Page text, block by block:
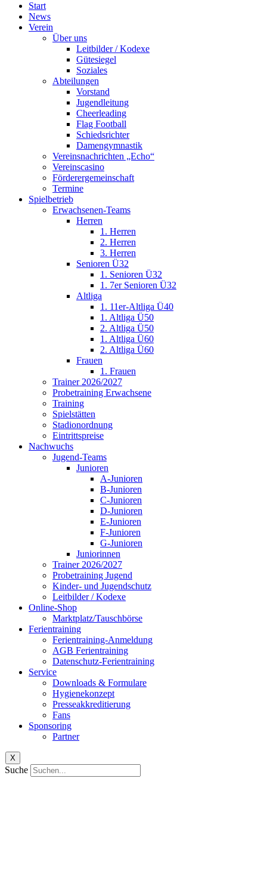
Start
News
Verein
Über uns
Leitbilder / Kodexe
Gütesiegel
Soziales
Abteilungen
Vorstand
Jugendleitung
Cheerleading
Flag Football
Schiedsrichter
Damengymnastik
Vereinsnachrichten „Echo“
Vereinscasino
Förderergemeinschaft
Termine
Spielbetrieb
Erwachsenen-Teams
Herren
1. Herren
2. Herren
3. Herren
Senioren Ü32
1. Senioren Ü32
1. 7er Senioren Ü32
Altliga
1. 11er-Altliga Ü40
1. Altliga Ü50
2. Altliga Ü50
1. Altliga Ü60
2. Altliga Ü60
Frauen
1. Frauen
Trainer 2026/2027
Probetraining Erwachsene
Training
Spielstätten
Stadionordnung
Eintrittspreise
Nachwuchs
Jugend-Teams
Junioren
A-Junioren
B-Junioren
C-Junioren
D-Junioren
E-Junioren
F-Junioren
G-Junioren
Juniorinnen
Trainer 2026/2027
Probetraining Jugend
Kinder- und Jugendschutz
Leitbilder / Kodexe
Online-Shop
Marktplatz/Tauschbörse
Ferientraining
Ferientraining-Anmeldung
AGB Ferientraining
Datenschutz-Ferientraining
Service
Downloads & Formulare
Hygienekonzept
Presseakkreditierung
Fans
Sponsoring
Partner
X
Suche